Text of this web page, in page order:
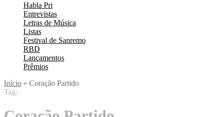
Habla Pri
Entrevistas
Letras de Música
Listas
Festival de Sanremo
RBD
Lançamentos
Prêmios
Início » Coração Partido
Tag: